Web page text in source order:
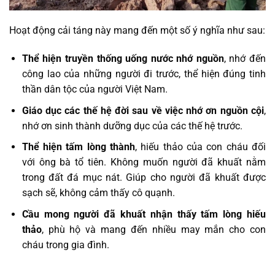
Hoạt động cải táng này mang đến một số ý nghĩa như sau:
Thể hiện truyền thống uống nước nhớ nguồn, nhớ đến
công lao của những người đi trước, thể hiện đúng tinh
thần dân tộc của người Việt Nam.
Giáo dục các thế hệ đời sau về việc nhớ ơn nguồn cội,
nhớ ơn sinh thành dưỡng dục của các thế hệ trước.
Thể hiện tấm lòng thành, hiếu thảo của con cháu đối
với ông bà tổ tiên. Không muốn người đã khuất nằm
trong đất đá mục nát. Giúp cho người đã khuất được
sạch sẽ, không cảm thấy cô quạnh.
Cầu mong người đã khuất nhận thấy tấm lòng hiếu
thảo, phù hộ và mang đến nhiều may mắn cho con
cháu trong gia đình.